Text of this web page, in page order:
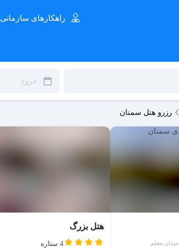
راهکارهای سازمانی
رزرو هتل سمنان
میدان معلم
هتل بزرگ
4 ستاره